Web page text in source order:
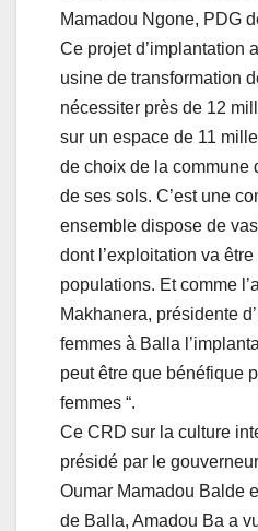
Mamadou Ngone, PDG
Ce projet d’implantation
usine de transformation
nécessiter près de 12
sur un espace de 11
de choix de la commune
de ses sols. C’est une
ensemble dispose de
dont l’exploitation va
populations. Et comme
Makhanera, présidente
femmes à Balla
peut être que bénéfique
femmes “.
Ce CRD sur la culture
présidé par le
Oumar Mamadou Balde
de Balla, Amadou Ba a